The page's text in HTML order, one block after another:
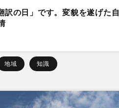
訳の日」です。変貌を遂げた自
地域 知識